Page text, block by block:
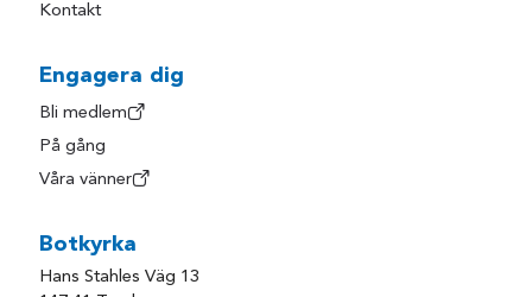
Kontakt
Engagera dig
Bli medlem
På gång
Våra vänner
Botkyrka
Hans Stahles Väg 13